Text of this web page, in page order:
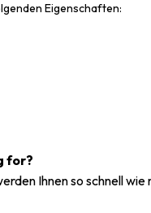
Eigenschaften:
for?
Ihnen so schnell